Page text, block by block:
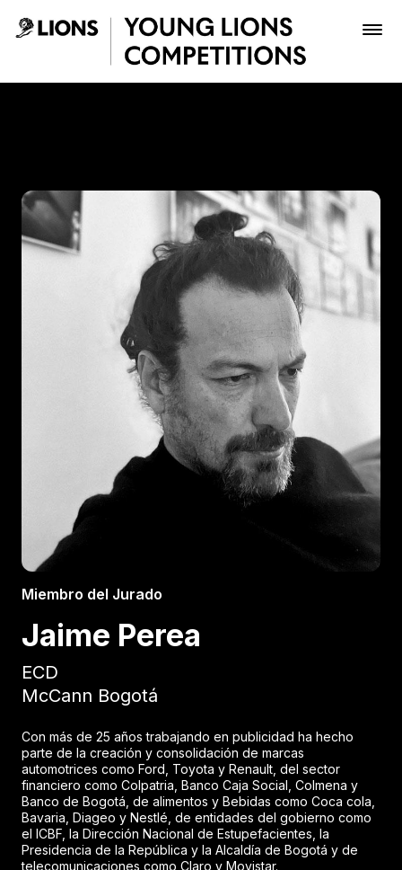
Saltar al contenido principal
Inscribir
Boletería
Miembro del Jurado
Jaime Perea
ECD
McCann Bogotá
Con más de 25 años trabajando en publicidad ha hecho
parte de la creación y consolidación de marcas
automotrices como Ford, Toyota y Renault, del sector
financiero como Colpatria, Banco Caja Social, Colmena y
Banco de Bogotá, de alimentos y Bebidas como Coca cola,
Bavaria, Diageo y Nestlé, de entidades del gobierno como
el ICBF, la Dirección Nacional de Estupefacientes, la
Presidencia de la República y la Alcaldía de Bogotá y de
telecomunicaciones como Claro y Movistar.